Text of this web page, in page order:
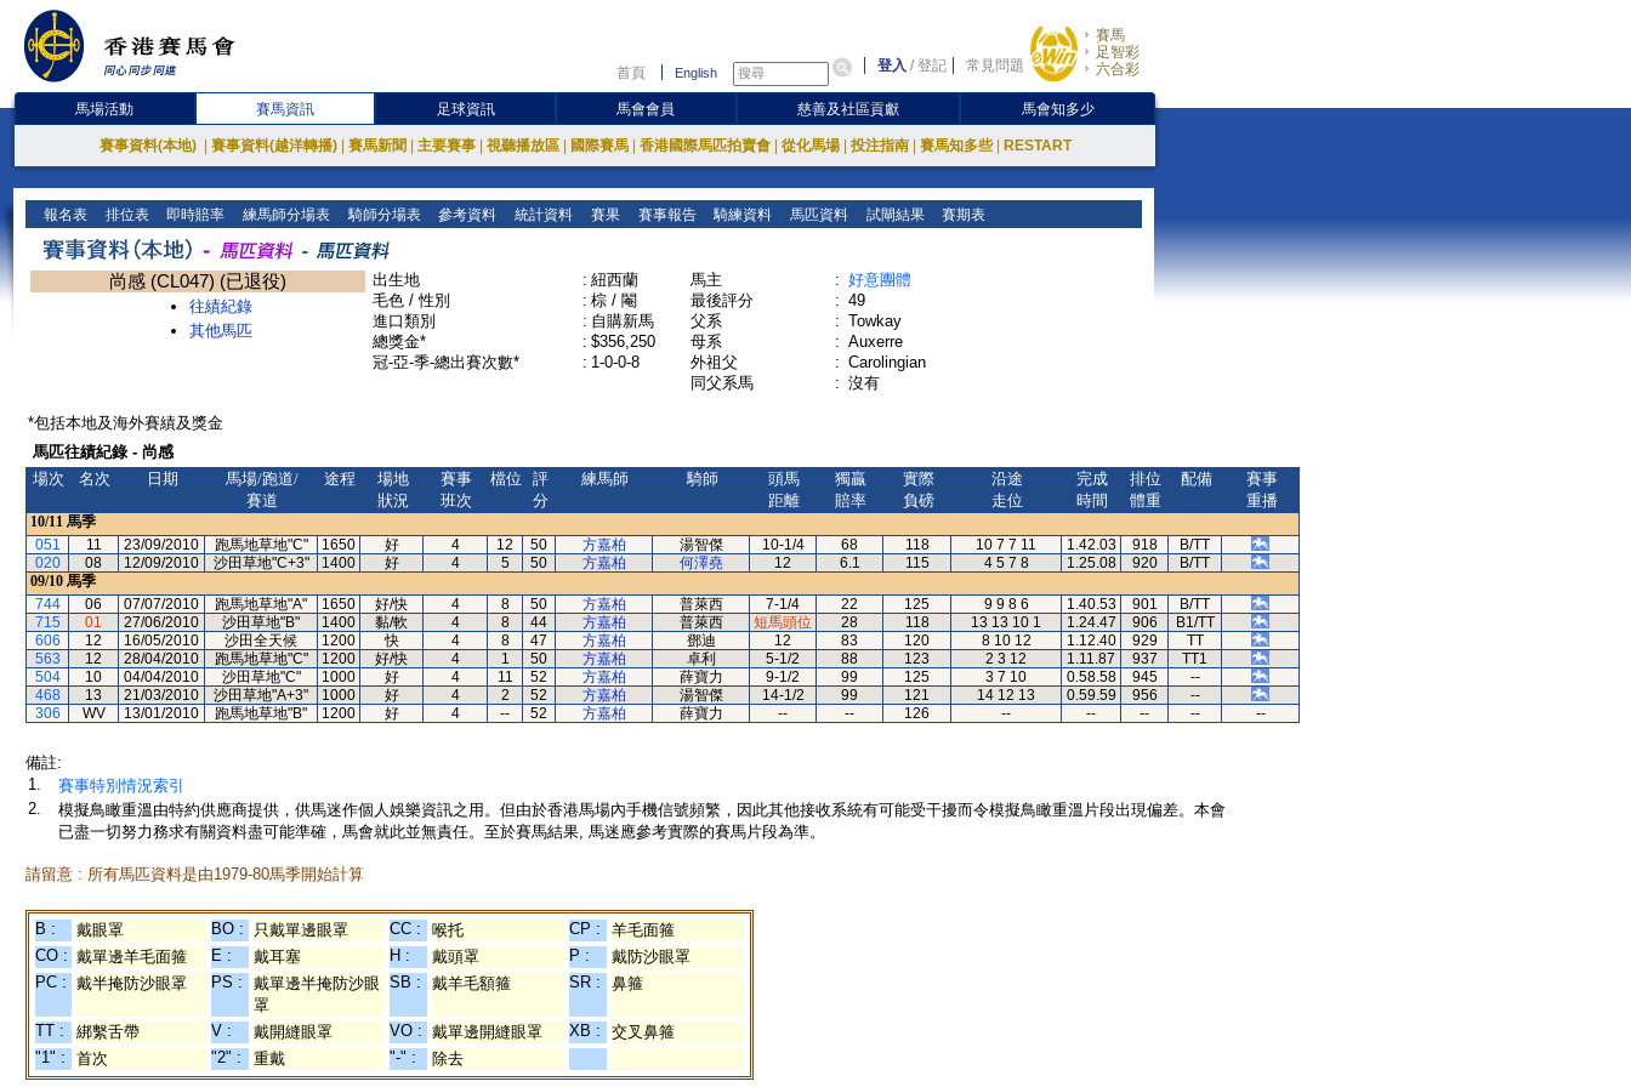
首頁 English 登入 /登記 常見問題
賽馬
足智彩
六合彩
馬場活動 賽馬資訊 足球資訊 馬會會員 慈善及社區貢獻 馬會知多少
賽事資料(本地) 賽事資料(越洋轉播) 賽馬新聞 主要賽事 視聽播放區 國際賽馬 香港國際馬匹拍賣會 從化馬場 投注指南 賽馬知多些 RESTART
報名表 排位表 即時賠率 練馬師分場表 騎師分場表 參考資料 統計資料 賽果 賽事報告 騎練資料 馬匹資料 試閘結果 賽期表
尚感 (CL047) (已退役)
往績紀錄
其他馬匹
出生地 : 紐西蘭
毛色 / 性別
: 棕 / 閹
進口類別
: 自購新馬
總獎金*
: $356,250
冠-亞-季-總出賽次數*
: 1-0-0-8
馬主 : 好意團體
最後評分
: 49
父系
: Towkay
母系
: Auxerre
外祖父
: Carolingian
同父系馬
: 沒有
*包括本地及海外賽績及獎金
馬匹往績紀錄 - 尚感
場次
名次 日期
馬場/跑道/
賽道
途程
場地
狀況
賽事
班次
檔位
評
分
練馬師 騎師
頭馬
距離
獨贏
賠率
實際
負磅
沿途
走位
完成
時間
排位
體重
配備
賽事
重播
10/11 馬季
051
11 23/09/2010 跑馬地草地"C" 1650 好 4 12 50 方嘉柏 湯智傑 10-1/4 68 118 10 7 7 11 1.42.03 918
B/TT
020
08 12/09/2010 沙田草地"C+3" 1400 好 4 5 50 方嘉柏 何澤堯 12 6.1 115 4 5 7 8 1.25.08 920
B/TT
09/10 馬季
744
06 07/07/2010 跑馬地草地"A" 1650 好/快 4 8 50 方嘉柏 普萊西 7-1/4 22 125 9 9 8 6 1.40.53 901
B/TT
715
01 27/06/2010 沙田草地"B" 1400 黏/軟 4 8 44 方嘉柏 普萊西 短馬頭位 28 118 13 13 10 1 1.24.47 906
B1/TT
606
12 16/05/2010 沙田全天候 1200 快 4 8 47 方嘉柏 鄧迪 12 83 120 8 10 12 1.12.40 929
TT
563
12 28/04/2010 跑馬地草地"C" 1200 好/快 4 1 50 方嘉柏 卓利 5-1/2 88 123 2 3 12 1.11.87 937
TT1
504
10 04/04/2010 沙田草地"C" 1000 好 4 11 52 方嘉柏 薛寶力 9-1/2 99 125 3 7 10 0.58.58 945
--
468
13 21/03/2010 沙田草地"A+3" 1000 好 4 2 52 方嘉柏 湯智傑 14-1/2 99 121 14 12 13 0.59.59 956
--
306
WV 13/01/2010 跑馬地草地"B" 1200 好 4 -- 52 方嘉柏 薛寶力 -- -- 126 -- -- -- -- --
備註:
1.
賽事特別情況索引
2.
模擬鳥瞰重溫由特約供應商提供，供馬迷作個人娛樂資訊之用。但由於香港馬場內手機信號頻繁，因此其他接收系統有可能受干擾而令模擬鳥瞰重溫片段出現偏差。本會
已盡一切努力務求有關資料盡可能準確，馬會就此並無責任。至於賽馬結果, 馬迷應參考實際的賽馬片段為準。
請留意 : 所有馬匹資料是由1979-80馬季開始計算
B : 戴眼罩 BO : 只戴單邊眼罩 CC : 喉托 CP :
羊毛面箍
CO : 戴單邊羊毛面箍 E : 戴耳塞 H : 戴頭罩 P :
戴防沙眼罩
PC : 戴半掩防沙眼罩 PS :
戴單邊半掩防沙眼
罩
SB : 戴羊毛額箍 SR : 鼻箍
TT : 綁繫舌帶 V : 戴開縫眼罩 VO : 戴單邊開縫眼罩 XB :
交叉鼻箍
"1" :
首次 "2" : 重戴 "-" : 除去